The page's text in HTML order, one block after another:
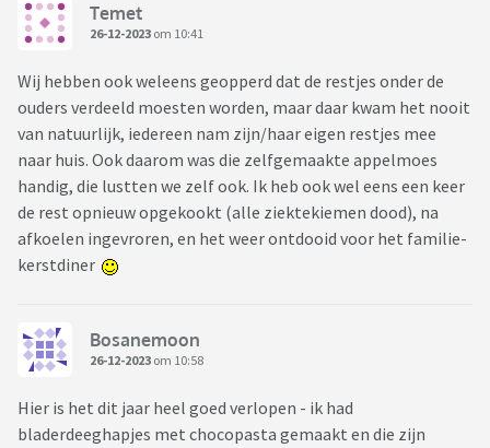
Temet
26-12-2023 om 10:41
Wij hebben ook weleens geopperd dat de restjes onder de
ouders verdeeld moesten worden, maar daar kwam het nooit
van natuurlijk, iedereen nam zijn/haar eigen restjes mee
naar huis. Ook daarom was die zelfgemaakte appelmoes
handig, die lustten we zelf ook. Ik heb ook wel eens een keer
de rest opnieuw opgekookt (alle ziektekiemen dood), na
afkoelen ingevroren, en het weer ontdooid voor het familie-
kerstdiner
Bosanemoon
26-12-2023 om 10:58
Hier is het dit jaar heel goed verlopen - ik had
bladerdeeghapjes met chocopasta gemaakt en die zijn